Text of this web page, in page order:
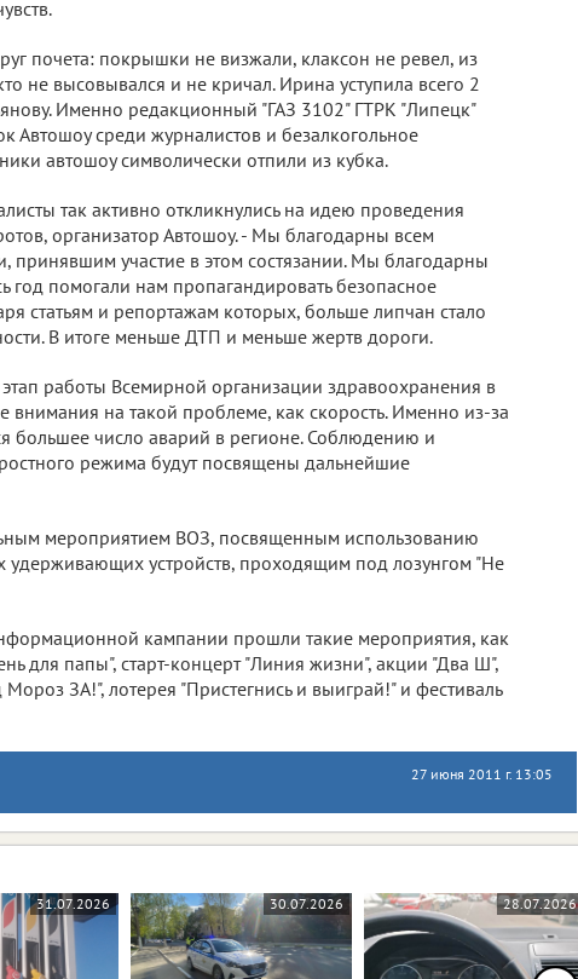
почета: покрышки не визжали, клаксон не ревел, из
не высовывался и не кричал. Ирина уступила всего 2
Именно редакционный "ГАЗ 3102" ГТРК "Липецк"
Автошоу среди журналистов и безалкогольное
автошоу символически отпили из кубка.
так активно откликнулись на идею проведения
организатор Автошоу. - Мы благодарны всем
принявшим участие в этом состязании. Мы благодарны
год помогали нам пропагандировать безопасное
статьям и репортажам которых, больше липчан стало
В итоге меньше ДТП и меньше жертв дороги.
работы Всемирной организации здравоохранения в
внимания на такой проблеме, как скорость. Именно из-за
большее число аварий в регионе. Соблюдению и
режима будут посвящены дальнейшие
мероприятием ВОЗ, посвященным использованию
удерживающих устройств, проходящим под лозунгом "Не
кампании прошли такие мероприятия, как
для папы", старт-концерт "Линия жизни", акции "Два Ш",
ЗА!", лотерея "Пристегнись и выиграй!" и фестиваль
27 июня 2011 г. 13:05
31.07.2026 30.07.2026 28.07.2026